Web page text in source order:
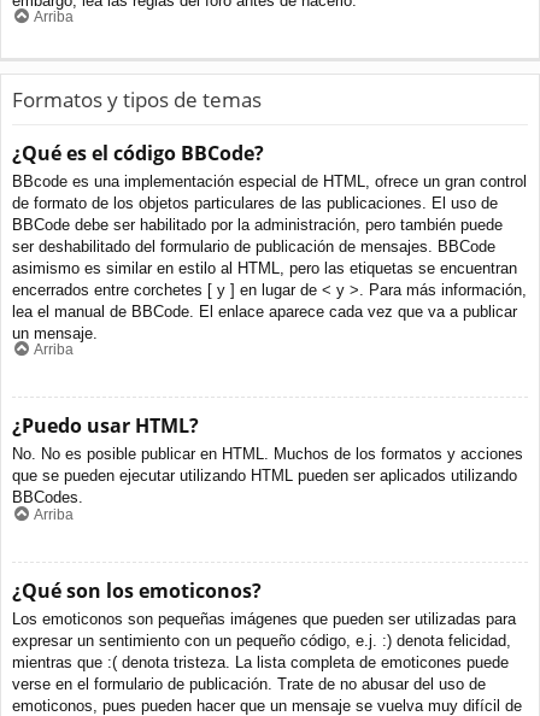
Arriba
Formatos y tipos de temas
¿Qué es el código BBCode?
BBcode es una implementación especial de HTML, ofrece un gran control
de formato de los objetos particulares de las publicaciones. El uso de
BBCode debe ser habilitado por la administración, pero también puede
ser deshabilitado del formulario de publicación de mensajes. BBCode
asimismo es similar en estilo al HTML, pero las etiquetas se encuentran
encerrados entre corchetes [ y ] en lugar de < y >. Para más información,
lea el manual de BBCode. El enlace aparece cada vez que va a publicar
un mensaje.
Arriba
¿Puedo usar HTML?
No. No es posible publicar en HTML. Muchos de los formatos y acciones
que se pueden ejecutar utilizando HTML pueden ser aplicados utilizando
BBCodes.
Arriba
¿Qué son los emoticonos?
Los emoticonos son pequeñas imágenes que pueden ser utilizadas para
expresar un sentimiento con un pequeño código, e.j. :) denota felicidad,
mientras que :( denota tristeza. La lista completa de emoticones puede
verse en el formulario de publicación. Trate de no abusar del uso de
emoticonos, pues pueden hacer que un mensaje se vuelva muy difícil de